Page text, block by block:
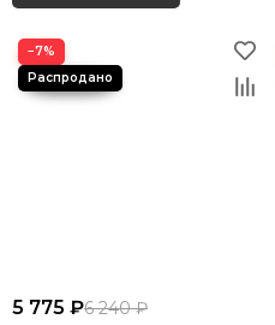
−7%
5 775 ₽6 240 ₽